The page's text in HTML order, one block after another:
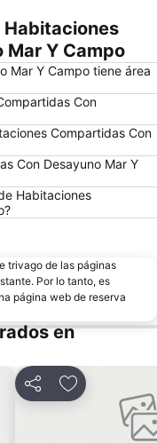
Mar Y Campo
Mar Y Campo tiene área
Con
Compartidas Con
Con Desayuno Mar Y
Habitaciones
trivago de las páginas
Por lo tanto, es
página web de reserva
en
CompartirAñadir a